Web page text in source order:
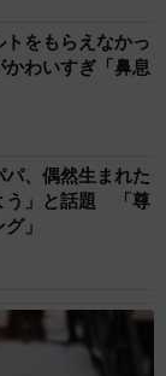
をもらえなかっ
わいすぎ「鼻息
、偶然生まれた
う」と話題 「尊
」